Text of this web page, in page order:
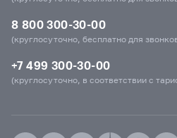
8 800 300-30-00
(круглосуточно, бесплатно для
+7 499 300-30-00
(круглосуточно, в соответствии с